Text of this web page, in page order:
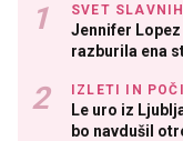
SVET SLAVNIH
Jennifer
razburila ena
IZLETI IN
Le uro iz
bo navdušil